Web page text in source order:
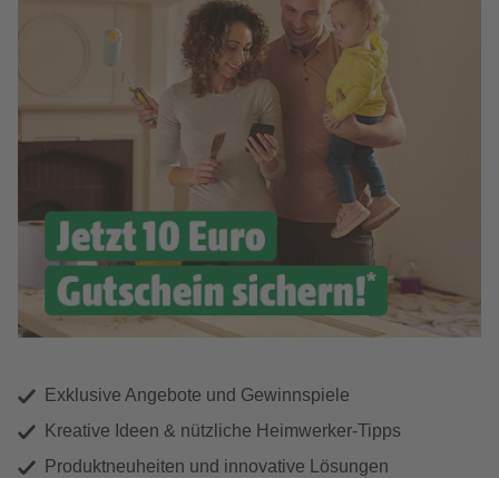
Exklusive Angebote und Gewinnspiele
Kreative Ideen & nützliche Heimwerker-Tipps
Produktneuheiten und innovative Lösungen